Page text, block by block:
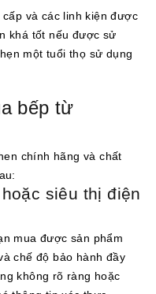
và các linh kiện được
khá tốt nếu được sử
một tuổi thọ sử dụng
bếp từ
chính hãng và chất
siêu thị điện
mua được sản phẩm
chế độ bảo hành đầy
không rõ ràng hoặc